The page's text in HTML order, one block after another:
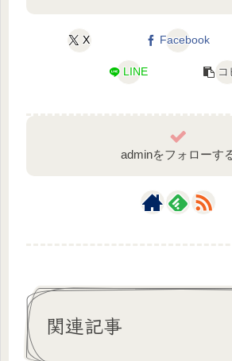
X Facebook
LINE コ
adminをフォローす
関連記事